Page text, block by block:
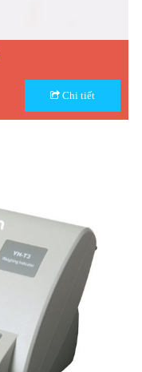
Chi tiết